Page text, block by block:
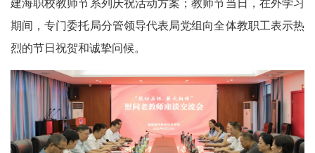
建海职校教师节系列庆祝活动方案；教师节当日，在外学习
期间，专门委托局分管领导代表局党组向全体教职工表示热
烈的节日祝贺和诚挚问候。